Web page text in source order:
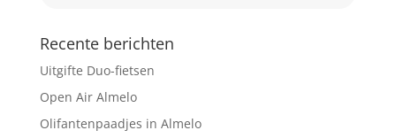
Recente berichten
Uitgifte Duo-fietsen
Open Air Almelo
Olifantenpaadjes in Almelo